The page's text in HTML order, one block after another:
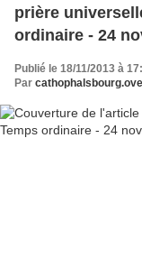
prière
ordinaire - 24
Publié le 18/11/2013 à
Par